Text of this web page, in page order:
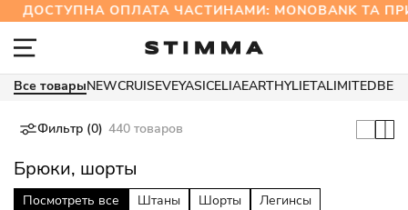
ДОСТУПНА ОПЛАТА ЧАСТИНАМИ: MONOBANK
Все товарыNEWCRUISEVEYASICELIAEARTHYLIETALIMITED
Фильтр (0) 440 товаров
Брюки, шорты
Посмотреть все Штаны Шорты Легинсы